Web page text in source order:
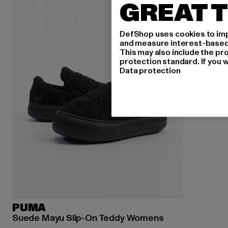
PUMA
Suede Mayu Slip-On Teddy Womens
GREAT
DefShop uses cookies to
and measure interest-
This may also include the
protection standard. If you
Data protection